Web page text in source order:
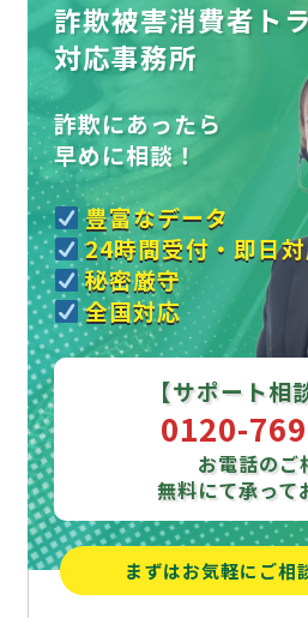
詐欺被害消費者ト
対応事務所
詐欺にあったら
早めに相談！
豊富なデータ
24時間受付・即日
秘密厳守
全国対応
【サポート相
0120-
お電話のご
無料にて承って
まずはお気軽にご相